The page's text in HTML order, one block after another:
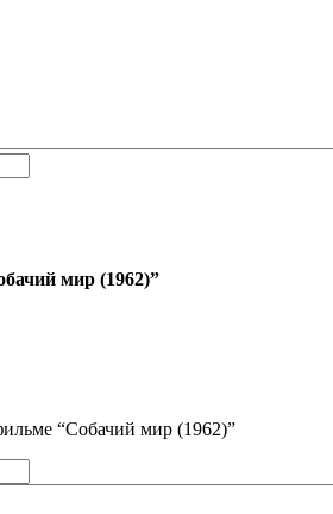
мир (1962)”
“Собачий мир (1962)”